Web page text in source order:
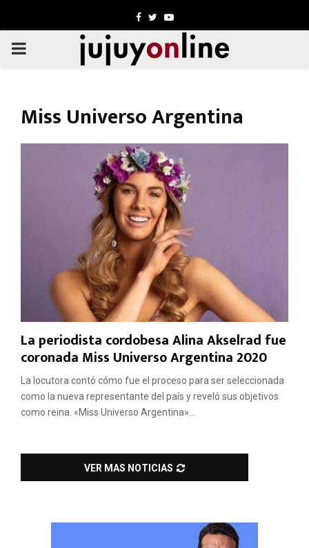
Facebook
TwitterYoutube
PRIMARY
Miss Universo Argentina
La periodista cordobesa Alina Akselrad fue
coronada Miss Universo Argentina 2020
La locutora contó cómo fue el proceso para ser seleccionada
como la nueva representante del país y reveló sus objetivos
como reina. «Miss Universo Argentina»...
VER MAS NOTICIAS